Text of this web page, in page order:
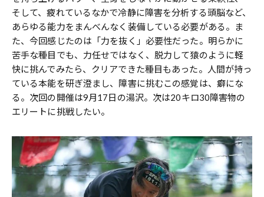
そして、疲れているなかで冷静に障害を分析する頭脳など、
あらゆる能力をまんべんなく装備している必要がある。ま
た、今回感じたのは「力を抜く」必要性だった。明らかに
苦手な種目でも、力任せではなく、脱力して猿のように軽
快に挑んでみたら、クリアできた種目もあった。人間が持っ
ている本能を研ぎ澄まし、障害に挑むこの感覚は、癖にな
る。次回の開催は9月17日の湯沢。次は20キロ30障害物の
エリートに挑戦したい。